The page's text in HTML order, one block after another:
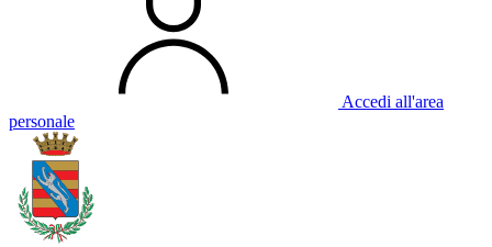
Accedi all'area
personale